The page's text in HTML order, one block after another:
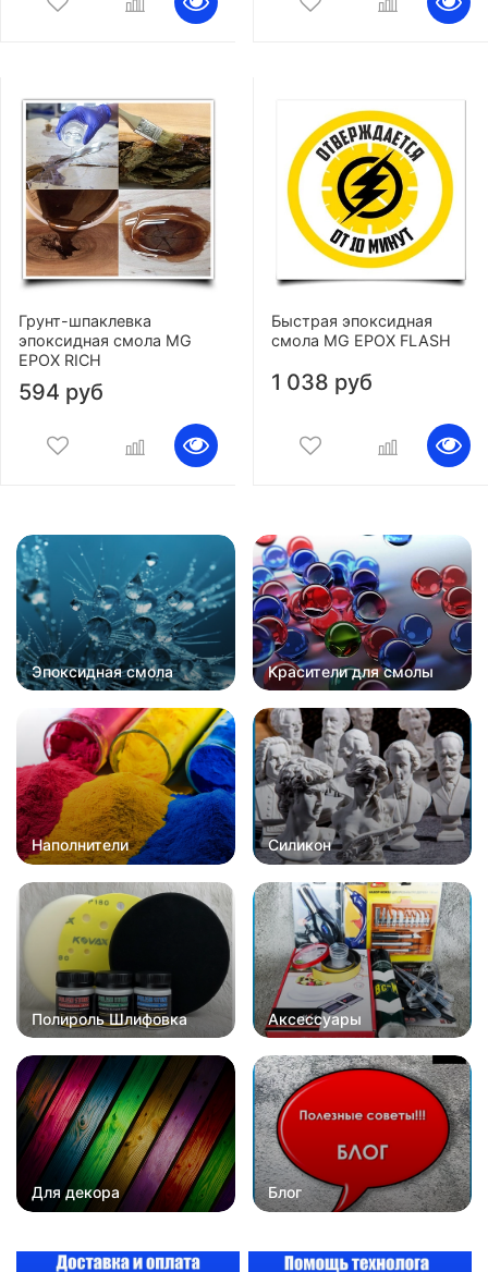
Грунт-шпаклевка
эпоксидная смола MG
EPOX RICH
594 руб
Быстрая эпоксидная
смола MG EPOX FLASH
1 038 руб
Эпоксидная смола Красители для смолы
Наполнители Силикон
Полироль Шлифовка Аксессуары
Для декора Блог